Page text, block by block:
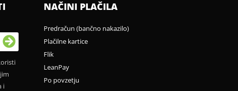
i
NAČINI PLAČILA
Predračun (bančno nakazilo)
Plačilne kartice
Flik
LeanPay
Po povzetju